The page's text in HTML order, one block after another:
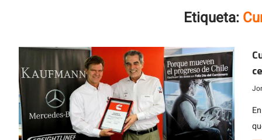
Etiqueta: